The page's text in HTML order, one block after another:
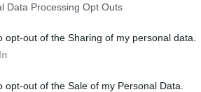
Data Processing Opt Outs
opt-out of the Sharing of my personal data.
opt-out of the Sale of my Personal Data.
του οφειλέτη.